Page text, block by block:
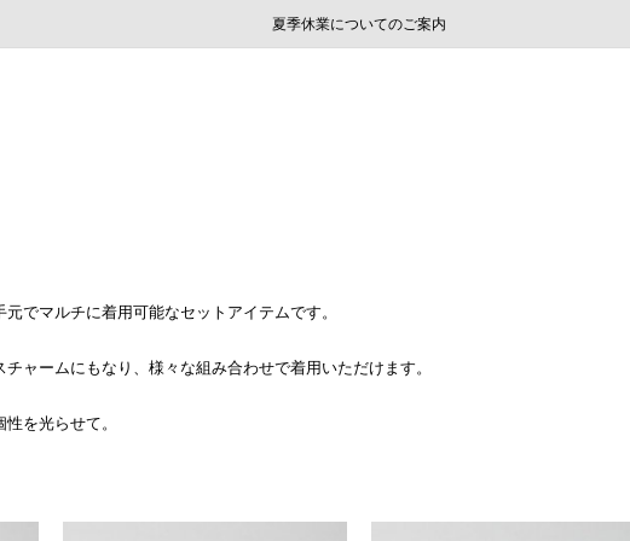
採用のご案内
ご注文いただいたお品物のお届け状況について
夏季休業についてのご案内
WEB LIMITED ITEMS >>
採用のご案内
ご注文いただいたお品物のお届け状況について
でマルチに着用可能なセットアイテムです。
ャームにもなり、様々な組み合わせで着用いただけます。
を光らせて。